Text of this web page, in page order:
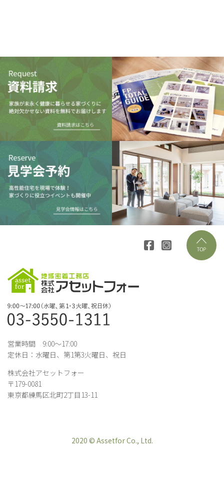
営業時間 9:00～17:00
定休日：水曜日、第1第3火曜日、祝日
株式会社アセットフォー
〒179-0081
東京都練馬区北町2丁目13-11
2020 © Assetfor Co., Ltd.